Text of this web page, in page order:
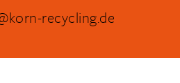
recycling.de